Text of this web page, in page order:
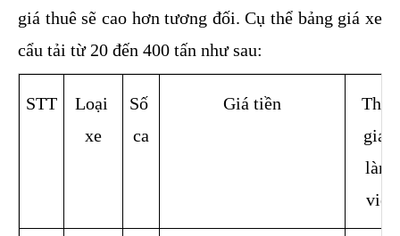
giá thuê sẽ cao hơn tương đối. Cụ thể bảng giá xe
cẩu tải từ 20 đến 400 tấn như sau:
STT
Loại
xe
Số
ca
Giá tiền
Thời
gian
làm
việc